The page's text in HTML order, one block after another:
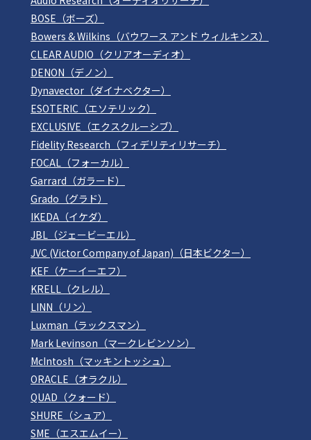
BOSE（ボーズ）
Bowers & Wilkins（バウワース アンド ウィルキンス）
CLEAR AUDIO（クリアオーディオ）
DENON（デノン）
Dynavector（ダイナベクター）
ESOTERIC（エソテリック）
EXCLUSIVE（エクスクルーシブ）
Fidelity Research（フィデリティリサーチ）
FOCAL（フォーカル）
Garrard（ガラード）
Grado（グラド）
IKEDA（イケダ）
JBL（ジェービーエル）
JVC (Victor Company of Japan)（日本ビクター）
KEF（ケーイーエフ）
KRELL（クレル）
LINN（リン）
Luxman（ラックスマン）
Mark Levinson（マークレビンソン）
McIntosh（マッキントッシュ）
ORACLE（オラクル）
QUAD（クォード）
SHURE（シュア）
SME（エスエムイー）